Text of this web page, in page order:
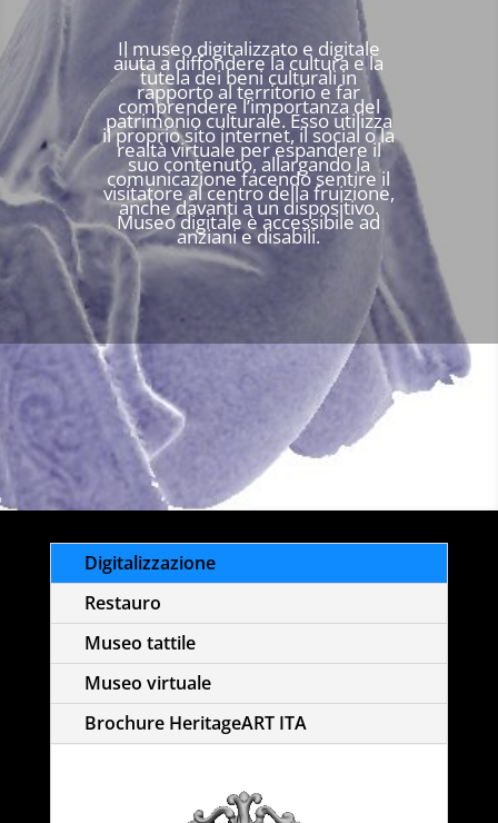
Il museo digitalizzato e digitale
aiuta a diffondere la cultura e la
tutela dei beni culturali in
rapporto al territorio e far
comprendere l’importanza del
patrimonio culturale. Esso utilizza
il proprio sito internet, il social o la
realtà virtuale per espandere il
suo contenuto, allargando la
comunicazione facendo sentire il
visitatore al centro della fruizione,
anche davanti a un dispositivo.
Museo digitale è accessibile ad
anziani e disabili.
Digitalizzazione
Restauro
Museo tattile
Museo virtuale
Brochure HeritageART ITA